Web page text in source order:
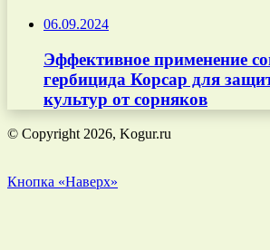
06.09.2024
Эффективное применение
гербицида Корсар для
культур от сорняков
© Copyright 2026, Kogur.ru
Кнопка «Наверх»